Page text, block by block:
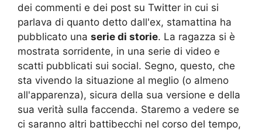
dei commenti e dei post su Twitter in cui si
parlava di quanto detto dall'ex, stamattina ha
pubblicato una serie di storie. La ragazza si è
mostrata sorridente, in una serie di video e
scatti pubblicati sui social. Segno, questo, che
sta vivendo la situazione al meglio (o almeno
all'apparenza), sicura della sua versione e della
sua verità sulla faccenda. Staremo a vedere se
ci saranno altri battibecchi nel corso del tempo,